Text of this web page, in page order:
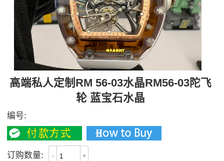
高端私人定制RM 56-03水晶RM56-03陀飞
轮 蓝宝石水晶
编号:
订购数量: - +